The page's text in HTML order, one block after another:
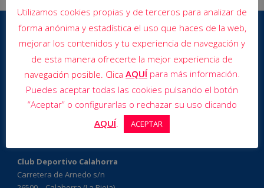
Club Deportivo Calahorra
Carretera de Arnedo s/n
Utilizamos cookies propias y de terceros para analizar de
forma anónima y estadística el uso que haces de la web,
mejorar los contenidos y tu experiencia de navegación y
de esta manera ofrecerte la mejor experiencia de
navegación posible. Clica AQUÍ para más información.
Puedes aceptar todas las cookies pulsando el botón
“Aceptar” o configurarlas o rechazar su uso clicando
AQUÍ. ACEPTAR